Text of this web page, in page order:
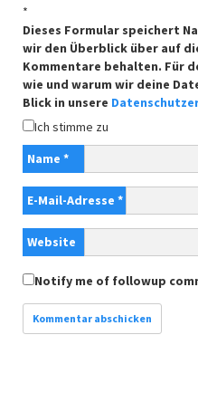
*
Dieses Formular speichert
wir den Überblick über auf
Kommentare behalten. Für
wie und warum wir deine
Blick in unsere
Ich stimme zu
Name *
E-Mail-Adresse *
Website
Notify me of followup